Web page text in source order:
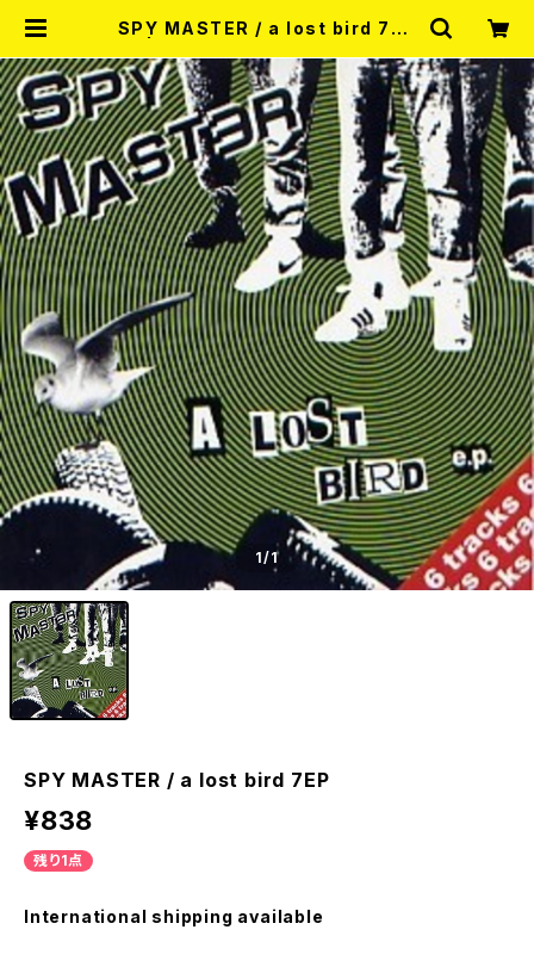
SPY MASTER / a lost bird 7EP
1/1
SPY MASTER / a lost bird 7EP
¥838
残り1点
International shipping available